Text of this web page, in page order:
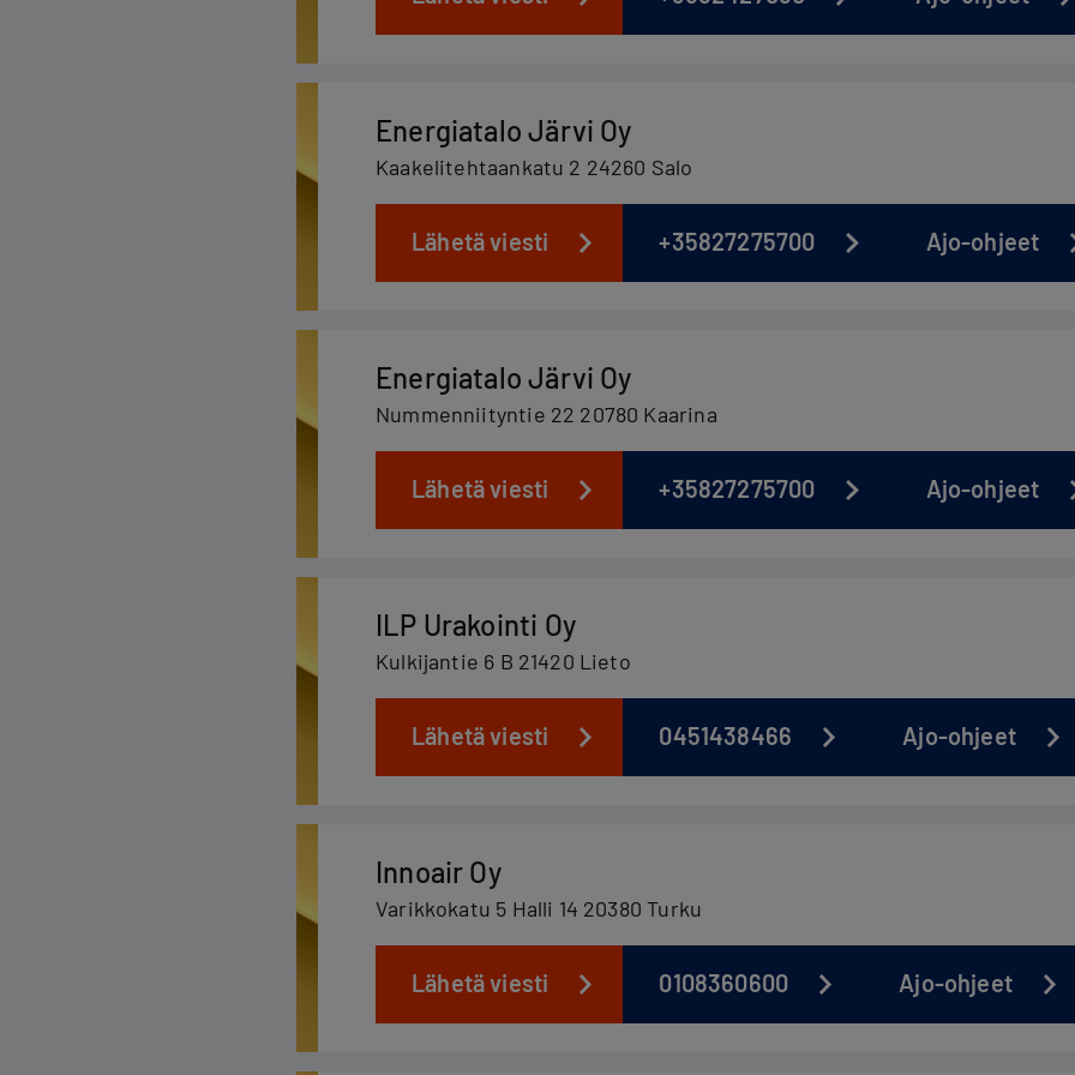
Energiatalo Järvi Oy
Kaakelitehtaankatu 2 24260 Salo
Lähetä viesti +35827275700 Ajo-ohjeet
Energiatalo Järvi Oy
Nummenniityntie 22 20780 Kaarina
Lähetä viesti +35827275700 Ajo-ohjeet
ILP Urakointi Oy
Kulkijantie 6 B 21420 Lieto
Lähetä viesti 0451438466 Ajo-ohjeet
Innoair Oy
Varikkokatu 5 Halli 14 20380 Turku
Lähetä viesti 0108360600 Ajo-ohjeet